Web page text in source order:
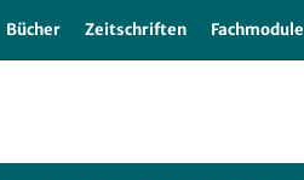
Bücher Zeitschriften Fachmodule